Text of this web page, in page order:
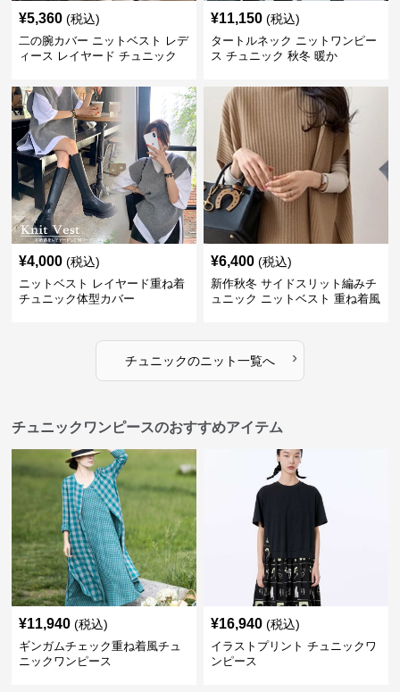
¥5,360 (税込)
二の腕カバー ニットベスト レデ
ィース レイヤード チュニック
¥11,150 (税込)
タートルネック ニットワンピー
ス チュニック 秋冬 暖か
¥4,000 (税込)
ニットベスト レイヤード重ね着
チュニック体型カバー
¥6,400 (税込)
新作秋冬 サイドスリット編みチ
ュニック ニットベスト 重ね着風
チュニックのニット一覧へ ›
チュニックワンピースのおすすめアイテム
¥11,940 (税込)
ギンガムチェック重ね着風チュ
ニックワンピース
¥16,940 (税込)
イラストプリント チュニックワ
ンピース